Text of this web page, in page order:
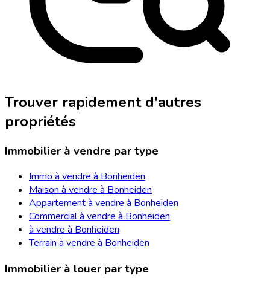
Trouver rapidement d'autres
propriétés
Immobilier à vendre par type
Immo à vendre à Bonheiden
Maison à vendre à Bonheiden
Appartement à vendre à Bonheiden
Commercial à vendre à Bonheiden
à vendre à Bonheiden
Terrain à vendre à Bonheiden
Immobilier à louer par type